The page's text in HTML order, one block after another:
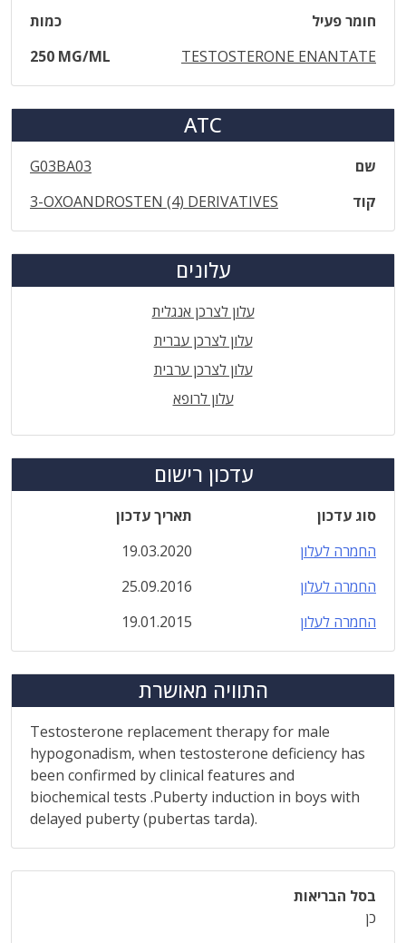
חומר פעיל
כמות
TESTOSTERONE ENANTATE
250 MG/ML
ATC
שם
G03BA03
קוד
3-OXOANDROSTEN (4) DERIVATIVES
עלונים
עלון לצרכן אנגלית
עלון לצרכן עברית
עלון לצרכן ערבית
עלון לרופא
עדכון רישום
סוג עדכון
תאריך עדכון
החמרה לעלון
19.03.2020
החמרה לעלון
25.09.2016
החמרה לעלון
19.01.2015
התוויה מאושרת
Testosterone replacement therapy for male
hypogonadism, when testosterone deficiency has
been confirmed by clinical features and
biochemical tests .Puberty induction in boys with
delayed puberty (pubertas tarda).
בסל הבריאות
כן